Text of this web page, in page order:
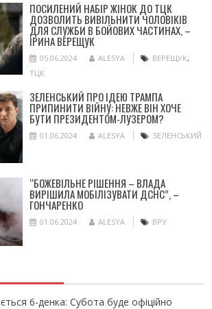
ПОСИЛЕНИЙ НАБІР ЖІНОК ДО ТЦК
ДОЗВОЛИТЬ ВИВІЛЬНИТИ ЧОЛОВІКІВ
ДЛЯ СЛУЖБИ В БОЙОВИХ ЧАСТИНАХ, –
ІРИНА ВЕРЕЩУК
05.06.2024 ALESYA ВЕРЕЩУК,
ТЦК
ЗЕЛЕНСЬКИЙ ПРО ІДЕЮ ТРАМПА
ПРИПИНИТИ ВІЙНУ: НЕВЖЕ ВІН ХОЧЕ
БУТИ ПРЕЗИДЕНТОМ-ЛУЗЕРОМ?
01.06.2024 ALESYA ЗЕЛЕНСЬКИЙ
“БОЖЕВІЛЬНЕ РІШЕННЯ – ВЛАДА
ВИРІШИЛА МОБІЛІЗУВАТИ ДСНС”, –
ГОНЧАРЕНКО
01.06.2024 ALESYA ВРУ
6-денка: Субота буде офіційно